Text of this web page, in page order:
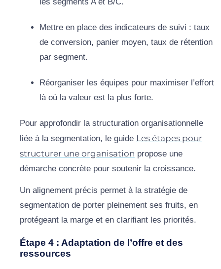
Mettre en place des indicateurs de suivi : taux
de conversion, panier moyen, taux de rétention
par segment.
Réorganiser les équipes pour maximiser l’effort
là où la valeur est la plus forte.
Pour approfondir la structuration organisationnelle
liée à la segmentation, le guide Les étapes pour
structurer une organisation propose une
démarche concrète pour soutenir la croissance.
Un alignement précis permet à la stratégie de
segmentation de porter pleinement ses fruits, en
protégeant la marge et en clarifiant les priorités.
Étape 4 : Adaptation de l’offre et des
ressources